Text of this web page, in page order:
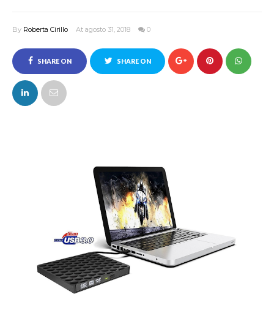
By Roberta Cirillo At agosto 31, 2018 0
SHARE ON
FACEBOOK
SHARE ON